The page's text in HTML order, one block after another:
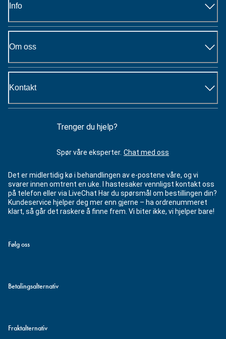
Info
Om oss
Kontakt
Trenger du hjelp?
Spør våre eksperter. Chat med oss
Det er midlertidig kø i behandlingen av e-postene våre, og vi
svarer innen omtrent en uke. I hastesaker vennligst kontakt oss
på telefon eller via LiveChat Har du spørsmål om bestillingen din?
Kundeservice hjelper deg mer enn gjerne – ha ordrenummeret
klart, så går det raskere å finne frem. Vi biter ikke, vi hjelper bare!
Følg oss
Betalingsalternativ
Fraktalternativ